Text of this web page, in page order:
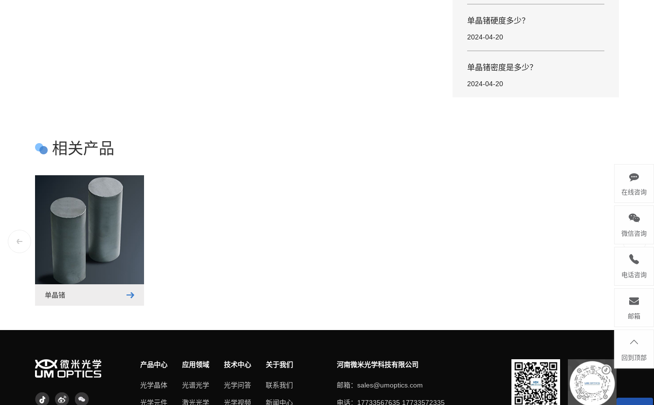
单晶锗硬度多少？
2024-04-20
单晶锗密度是多少？
2024-04-20
相关产品
单晶锗
产品中心
光学晶体
光学元件
应用领域
光谱光学
激光光学
技术中心
光学问答
光学视频
关于我们
联系我们
新闻中心
河南微米光学科技有限公司
邮箱：sales@umoptics.com
电话：17733567635 17733572335
在线咨询
微信咨询
电话咨询
邮箱
回到顶部